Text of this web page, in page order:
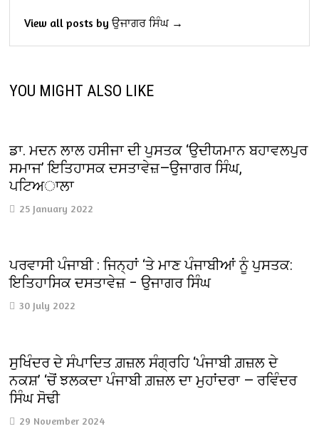
View all posts by ਉਜਾਗਰ ਸਿੰਘ →
YOU MIGHT ALSO LIKE
ਡਾ. ਮਦਨ ਲਾਲ ਹਸੀਜਾ ਦੀ ਪੁਸਤਕ ‘ਉਦੀਯਮਾਨ ਬਹਾਵਲਪੁਰ
ਸਮਾਜ’ ਇਤਿਹਾਸਕ ਦਸਤਾਵੇਜ਼—ਉਜਾਗਰ ਸਿੰਘ,
ਪਟਿਅਾਲਾ
25 January 2022
ਪਰਵਾਸੀ ਪੰਜਾਬੀ : ਜਿਨ੍ਹਾਂ ‘ਤੇ ਮਾਣ ਪੰਜਾਬੀਆਂ ਨੂੰ ਪੁਸਤਕ:
ਇਤਿਹਾਸਿਕ ਦਸਤਾਵੇਜ਼ – ਉਜਾਗਰ ਸਿੰਘ
30 July 2022
ਸੁਖਿੰਦਰ ਦੇ ਸੰਪਾਦਿਤ ਗ਼ਜ਼ਲ ਸੰਗ੍ਰਹਿ ‘ਪੰਜਾਬੀ ਗ਼ਜ਼ਲ ਦੇ
ਨਕਸ਼’ ‘ਚੋਂ ਝਲਕਦਾ ਪੰਜਾਬੀ ਗ਼ਜ਼ਲ ਦਾ ਮੁਹਾਂਦਰਾ — ਰਵਿੰਦਰ
ਸਿੰਘ ਸੋਢੀ
29 November 2024